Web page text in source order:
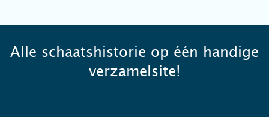
Alle schaatshistorie op één handige
verzamelsite!